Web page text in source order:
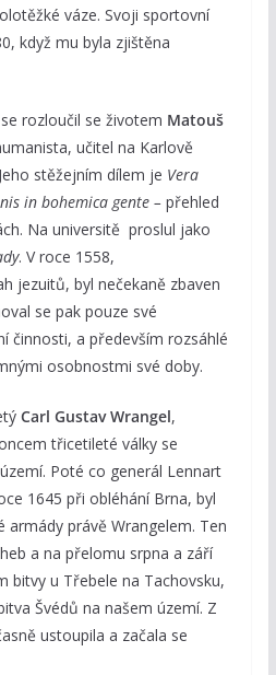
váze. Svoji sportovní
když mu byla zjištěna
rozloučil se životem Matouš
učitel na Karlově
stěžejním dílem je Vera
in bohemica gente – přehled
Na universitě proslul jako
. V roce 1558,
jezuitů, byl nečekaně zbaven
se pak pouze své
činnosti, a především rozsáhlé
osobnostmi své doby.
Carl Gustav Wrangel,
třicetileté války se
Poté co generál Lennart
1645 při obléhání Brna, byl
armády právě Wrangelem. Ten
a na přelomu srpna a září
bitvy u Třebele na Tachovsku,
Švédů na našem území. Z
ustoupila a začala se